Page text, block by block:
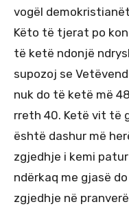
vogël
Këto të tjerat po
të ketë ndonjë
supozoj se
nuk do të ketë më
rreth 40. Ketë vit të
është dashur më
zgjedhje i kemi
ndërkaq me gjasë
zgjedhje në